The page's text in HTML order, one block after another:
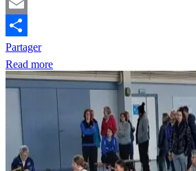
Twitter
Email
Partager
Read more